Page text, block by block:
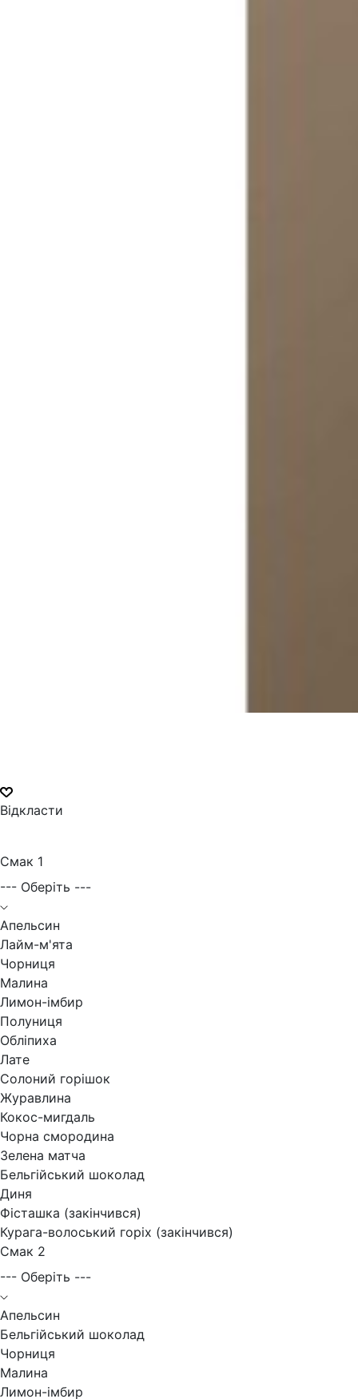
Відкласти
Смак 1
--- Оберіть ---
Апельсин
Лайм-м'ята
Чорниця
Малина
Лимон-імбир
Полуниця
Обліпиха
Лате
Солоний горішок
Журавлина
Кокос-мигдаль
Чорна смородина
Зелена матча
Бельгійський шоколад
Диня
Фісташка (закінчився)
Курага-волоський горіх (закінчився)
Смак 2
--- Оберіть ---
Апельсин
Бельгійський шоколад
Чорниця
Малина
Лимон-імбир